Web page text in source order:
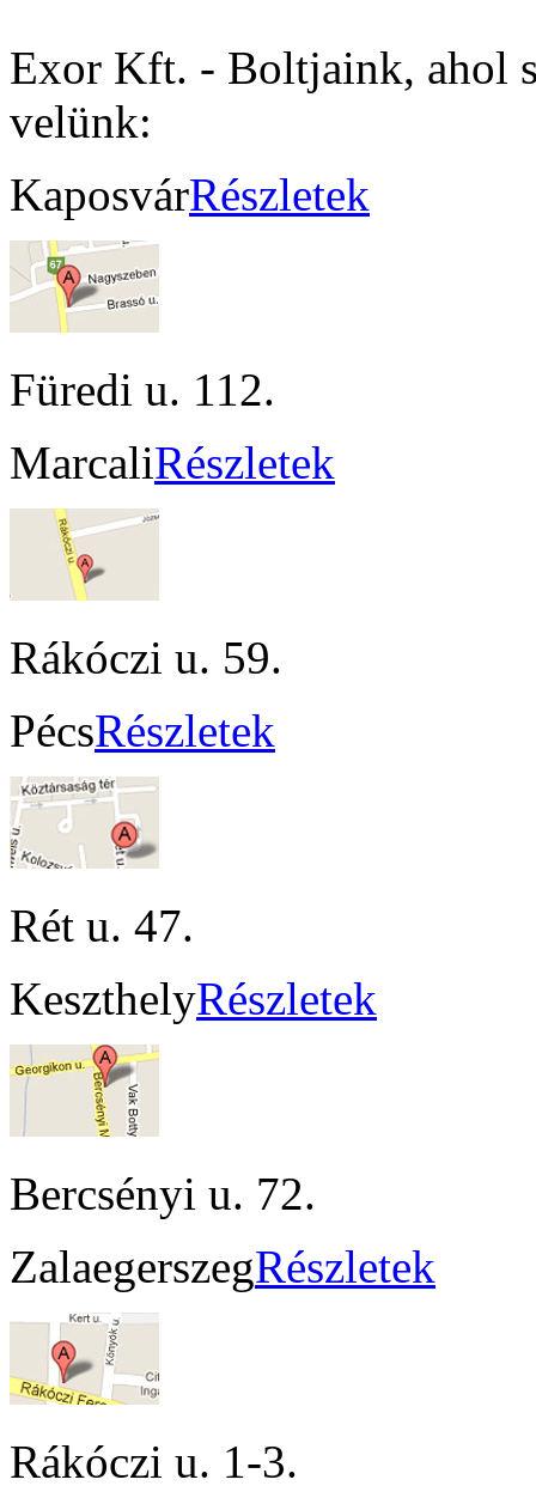
Exor Kft. - Boltjaink, ahol
velünk:
KaposvárRészletek
Füredi u. 112.
MarcaliRészletek
Rákóczi u. 59.
PécsRészletek
Rét u. 47.
KeszthelyRészletek
Bercsényi u. 72.
ZalaegerszegRészletek
Rákóczi u. 1-3.